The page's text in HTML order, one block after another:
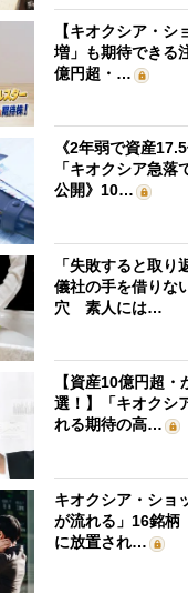
【キオクシア・
増」も期待できる
億円超・…
《2年弱で資産
「キオクシア急
公開》10…
「失敗すると取
儀社の手を借りな
穴 素人には…
【資産10億円超
選！】「キオクシ
れる期待の高…
キオクシア・ショ
が流れる」16銘
に放置され…